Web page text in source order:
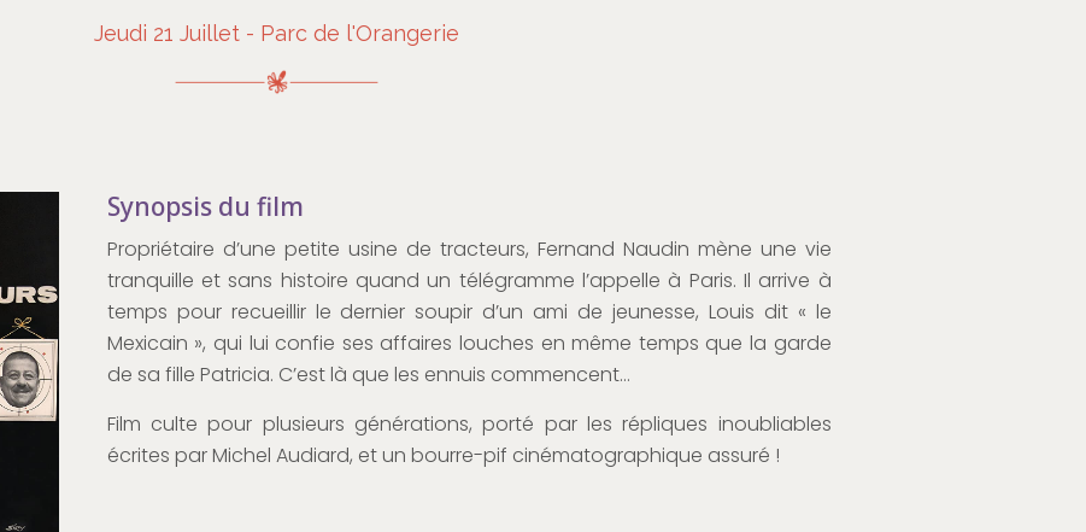
Jeudi 21 Juillet - Parc de l'Orangerie
Synopsis du film
Propriétaire d’une petite usine de tracteurs, Fernand Naudin mène une vie
tranquille et sans histoire quand un télégramme l’appelle à Paris. Il arrive à
temps pour recueillir le dernier soupir d’un ami de jeunesse, Louis dit « le
Mexicain », qui lui confie ses affaires louches en même temps que la garde
de sa fille Patricia. C’est là que les ennuis commencent…
Film culte pour plusieurs générations, porté par les répliques inoubliables
écrites par Michel Audiard, et un bourre-pif cinématographique assuré !